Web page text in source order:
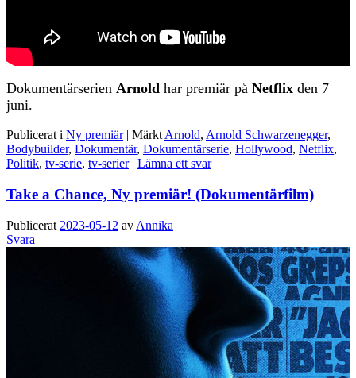
Dokumentärserien Arnold har premiär på Netflix den 7
juni.
Publicerat i Ny premiär | Märkt Arnold, Arnold Schwarzenegger,
Bodybuilder, Dokumentär, Dokumentärserie, Hollywood, Netflix,
Politik, tv-serie, tv-serier | Lämna ett svar
Take a Chance, Ny premiär! (Dokumentärfilm)
Publicerat 2023-05-12 av Annika
Svara